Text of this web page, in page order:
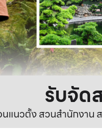
รับจัด
แนวตั้ง สวนสำนักงาน